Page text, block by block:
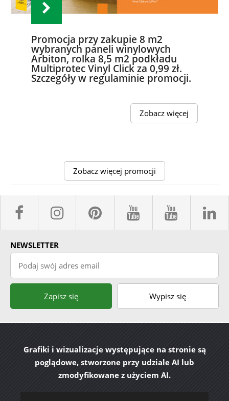
Promocja przy zakupie 8 m2
wybranych paneli winylowych
Arbiton, rolka 8,5 m2 podkładu
Multiprotec Vinyl Click za 0,99 zł.
Szczegóły w regulaminie promocji.
Zobacz więcej
Zobacz więcej promocji
facebook sklepyBELPOL
instagram
pinterestyoutube
NEWSLETTER
Podaj swój adres email
Zapisz się Wypisz się
Grafiki i wizualizacje występujące na stronie są
poglądowe, stworzone przy udziale AI lub
zmodyfikowane z użyciem AI.